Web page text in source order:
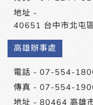
地址 -
40651 台中市北屯
高雄辦事處
電話 - 07-554-
傳真 - 07-554-
地址 - 80464 高雄